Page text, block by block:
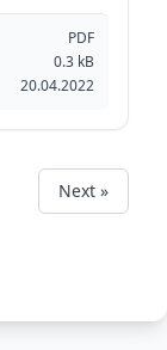
PDF
0.3 kB
20.04.2022
Next »